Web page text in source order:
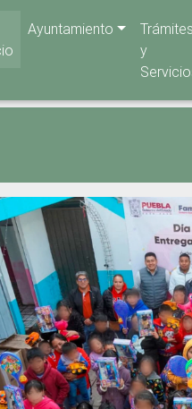
Ayuntamiento
Trámites
y